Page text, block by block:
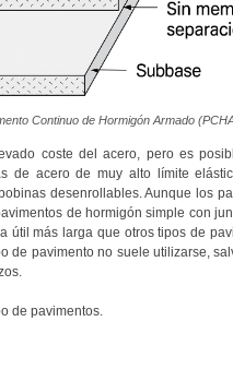
Continuo de Hormigón Armado
coste del acero, pero es
de acero de muy alto límite
desenrollables. Aunque los
de hormigón simple con
útil más larga que otros tipos de
de pavimento no suele utilizarse,
de pavimentos.